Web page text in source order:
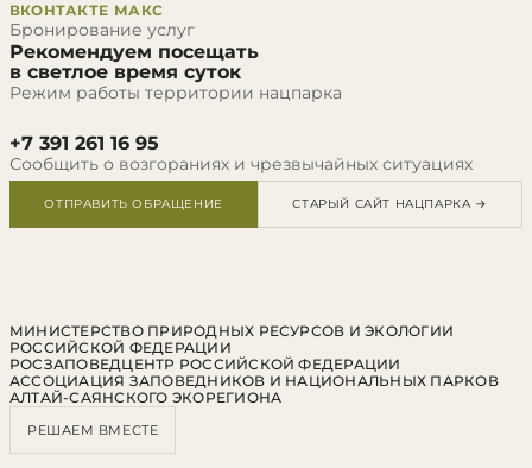
ВКОНТАКТЕ МАКС
Бронирование услуг
Рекомендуем посещать
в светлое время суток
Режим работы территории нацпарка
+7 391 261 16 95
Сообщить о возгораниях и чрезвычайных ситуациях
ОТПРАВИТЬ ОБРАЩЕНИЕ СТАРЫЙ САЙТ НАЦПАРКА →
МИНИСТЕРСТВО ПРИРОДНЫХ РЕСУРСОВ И ЭКОЛОГИИ
РОССИЙСКОЙ ФЕДЕРАЦИИ
РОСЗАПОВЕДЦЕНТР РОССИЙСКОЙ ФЕДЕРАЦИИ
АССОЦИАЦИЯ ЗАПОВЕДНИКОВ И НАЦИОНАЛЬНЫХ ПАРКОВ
АЛТАЙ-САЯНСКОГО ЭКОРЕГИОНА
РЕШАЕМ ВМЕСТЕ